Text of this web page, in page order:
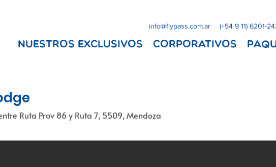
info@flypass.com.ar (+54 9 11) 6201-
NUESTROS EXCLUSIVOS Corporativos
Ruta Prov 86 y Ruta 7, 5509, Mendoza